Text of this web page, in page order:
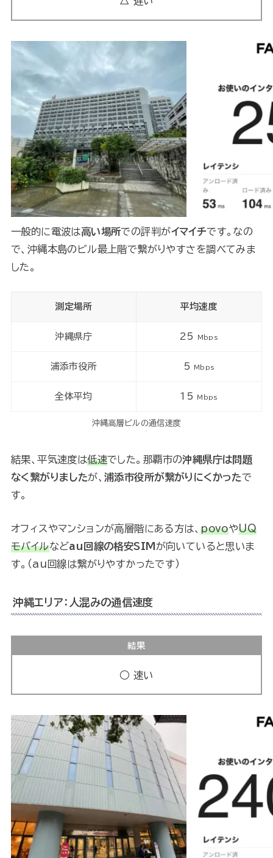
一般的に電波は高い場所での評判がイマイチです。なの
で、沖縄本島のビル最上階で繋がりやすさを調べてみま
した。
測定場所 平均速度
沖縄県庁 25 Mbps
浦添市役所 5 Mbps
全体平均 15 Mbps
沖縄高層ビルの通信速度
結果、平気速度は低速でした。那覇市の沖縄県庁は問題
なく繋がりましたが、浦添市役所が繋がりにくかったで
す。
オフィスやマンションが高層階にある方は、povoやUQ
モバイルなどau回線の格安SIM が向いていると思いま
す。（au回線は繋がりやすかったです）
沖縄エリア：人混みの通信速度
結果
○ 速い